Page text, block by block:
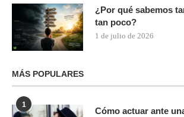
¿Por qué sabemos
tan poco?
1 de julio de 2026
MÁS POPULARES
1
Cómo actuar ante